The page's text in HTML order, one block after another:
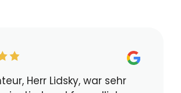
Herr Lidsky, war sehr